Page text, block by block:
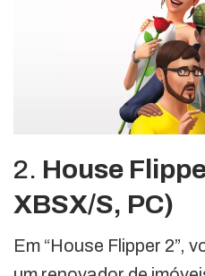
2. House
XBSX/S, PC)
Em “House Flipper 2”,